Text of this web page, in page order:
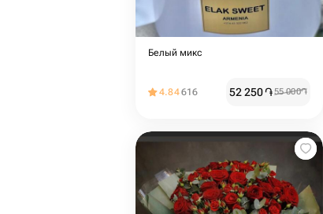
Белый микс
4.84616 52 250֏55 000֏